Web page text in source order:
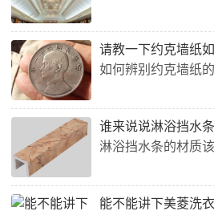
请教一下约克墙纸
谁来说说淋浴挡水
能不能讲下美菱洗